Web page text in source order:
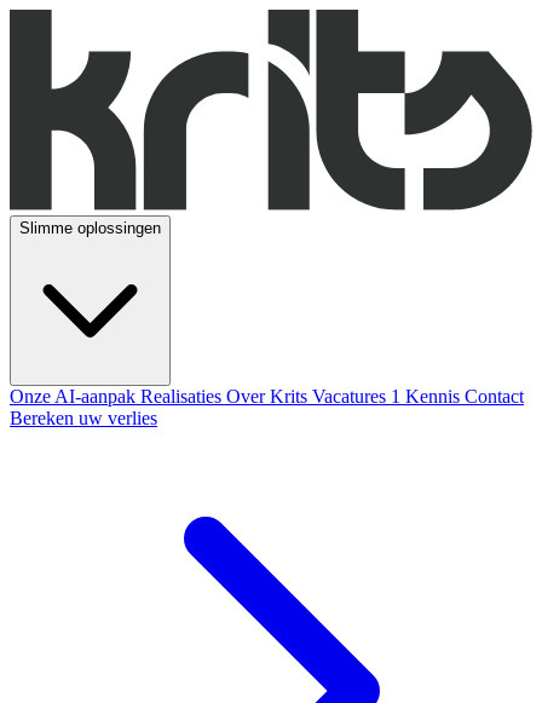
Slimme oplossingen
Onze AI-aanpak Realisaties Over Krits Vacatures 1 Kennis Contact
Bereken uw verlies